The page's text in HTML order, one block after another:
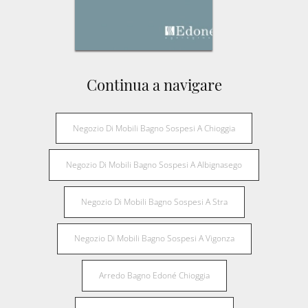
Continua a navigare
Negozio Di Mobili Bagno Sospesi A Chioggia
Negozio Di Mobili Bagno Sospesi A Albignasego
Negozio Di Mobili Bagno Sospesi A Stra
Negozio Di Mobili Bagno Sospesi A Vigonza
Arredo Bagno Edoné Chioggia